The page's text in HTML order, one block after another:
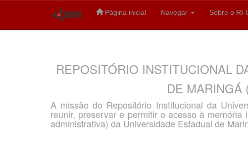
Página inicial Navegar Sobre o RI-
REPOSITÓRIO INSTITUCIONAL
DE MARINGÁ
A missão do Repositório Institucional da
reunir, preservar e permitir o acesso à
administrativa) da Universidade Estadual de